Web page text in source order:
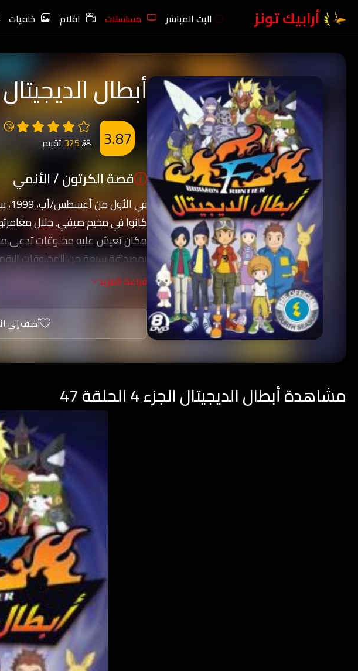
أرابيك تونز البث المباشر مسلسلات افلام خلفيات
أبطال الديجيتال
😘
325تقييم 3.87
قصة الكرتون / الأنمي
كانوا في مخيم صيفي. خلال
مكان تعيش عليه مخلوقات تدعى
بمصداقة سبعة من المخلوقات
المرافق أقوى. لمواجهة الأعداء
قراءة المزيد
أضف إلى
مشاهدة أبطال الديجيتال الجزء 4 الحلقة 47